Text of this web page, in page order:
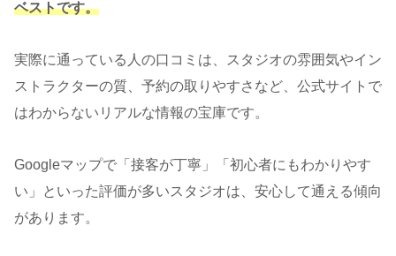
ベストです。
実際に通っている人の口コミは、スタジオの雰囲気やイン
ストラクターの質、予約の取りやすさなど、公式サイトで
はわからないリアルな情報の宝庫です。
Googleマップで「接客が丁寧」「初心者にもわかりやす
い」といった評価が多いスタジオは、安心して通える傾向
があります。